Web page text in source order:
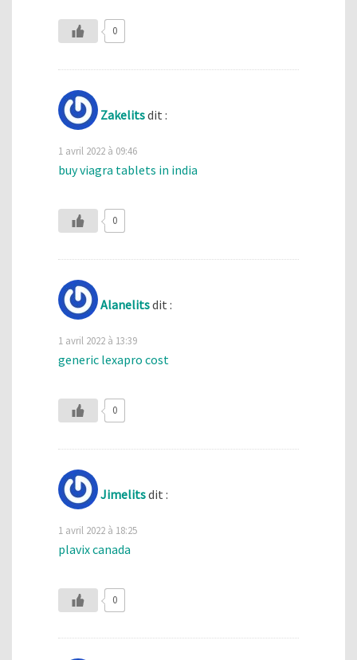
0
Zakelitsdit :
1 avril 2022 à 09:46
buy viagra tablets in india
0
Alanelitsdit :
1 avril 2022 à 13:39
generic lexapro cost
0
Jimelitsdit :
1 avril 2022 à 18:25
plavix canada
0